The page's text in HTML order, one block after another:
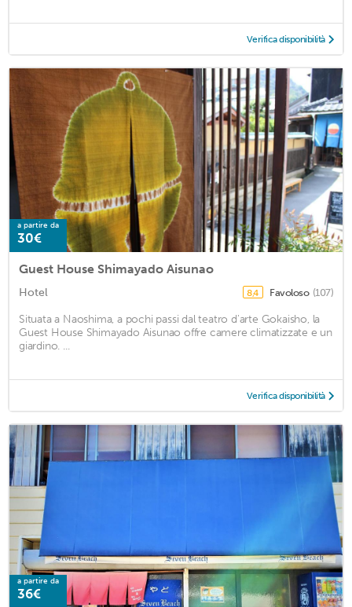
Verifica disponibilità
a partire da
30€
Guest House Shimayado Aisunao
Hotel 8,4 Favoloso (107)
Situata a Naoshima, a pochi passi dal teatro d'arte Gokaisho, la
Guest House Shimayado Aisunao offre camere climatizzate e un
giardino. ...
Verifica disponibilità
a partire da
36€